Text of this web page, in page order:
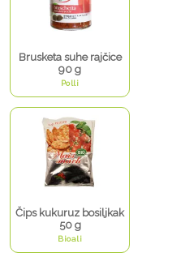
Brusketa suhe rajčice
90 g
Polli
Čips kukuruz bosiljkak
50 g
Bioali